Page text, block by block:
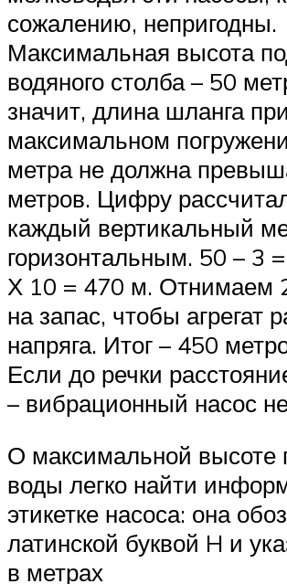
сожалению, непригодны.
Максимальная высота
водяного столба – 50
значит, длина шланга при
максимальном
метра не должна
метров. Цифру
каждый вертикальный
горизонтальным. 50 – 3
Х 10 = 470 м. Отнимаем
на запас, чтобы агрегат
напряга. Итог – 450
Если до речки
– вибрационный насос
О максимальной высоте
воды легко найти
этикетке насоса: она
латинской буквой H и
в метрах